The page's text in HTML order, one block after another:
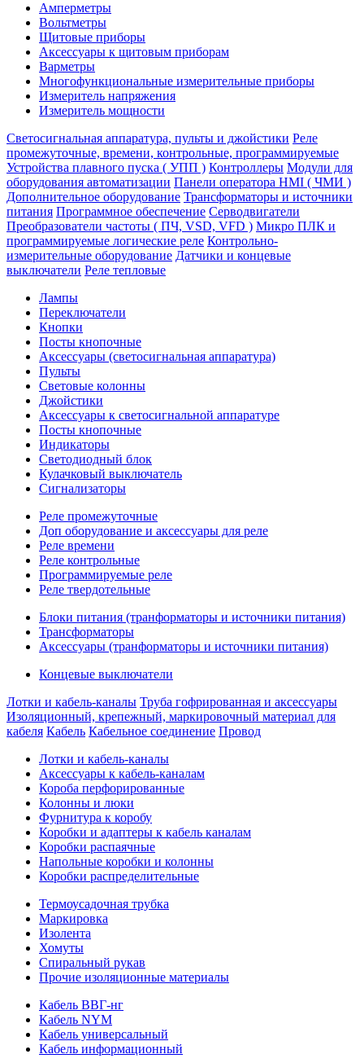
Амперметры
Вольтметры
Щитовые приборы
Аксессуары к щитовым приборам
Варметры
Многофункциональные измерительные приборы
Измеритель напряжения
Измеритель мощности
Светосигнальная аппаратура, пульты и джойстики Реле
промежуточные, времени, контрольные, программируемые
Устройства плавного пуска ( УПП ) Контроллеры Модули для
оборудования автоматизации Панели оператора HMI ( ЧМИ )
Дополнительное оборудование Транcформаторы и источники
питания Программное обеспечение Серводвигатели
Преобразователи частоты ( ПЧ, VSD, VFD ) Микро ПЛК и
программируемые логические реле Контрольно-
измерительные оборудование Датчики и концевые
выключатели Реле тепловые
Лампы
Переключатели
Кнопки
Посты кнопочные
Аксессуары (светосигнальная аппаратура)
Пульты
Световые колонны
Джойстики
Аксессуары к светосигнальной аппаратуре
Посты кнопочные
Индикаторы
Светодиодный блок
Кулачковый выключатель
Сигнализаторы
Реле промежуточные
Доп оборудование и аксессуары для реле
Реле времени
Реле контрольные
Программируемые реле
Реле твердотельные
Блоки питания (транформаторы и источники питания)
Трансформаторы
Аксессуары (транформаторы и источники питания)
Концевые выключатели
Лотки и кабель-каналы Труба гофрированная и аксессуары
Изоляционный, крепежный, маркировочный материал для
кабеля Кабель Кабельное соединение Провод
Лотки и кабель-каналы
Аксессуары к кабель-каналам
Короба перфорированные
Колонны и люки
Фурнитура к коробу
Коробки и адаптеры к кабель каналам
Коробки распаячные
Напольные коробки и колонны
Коробки распределительные
Термоусадочная трубка
Маркировка
Изолента
Хомуты
Спиральный рукав
Прочие изоляционные материалы
Кабель ВВГ-нг
Кабель NYM
Кабель универсальный
Кабель информационный